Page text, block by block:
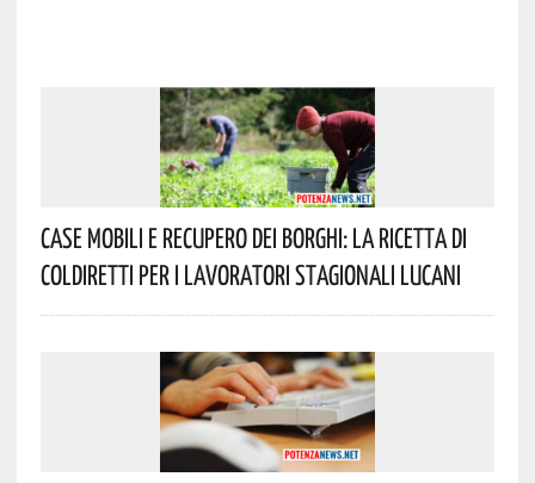
Case Mobili E Recupero Dei Borghi: La Ricetta Di
Coldiretti Per I Lavoratori Stagionali Lucani